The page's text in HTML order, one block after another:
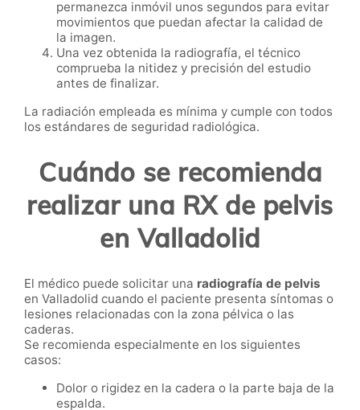
permanezca inmóvil unos segundos para evitar
movimientos que puedan afectar la calidad de
la imagen.
Una vez obtenida la radiografía, el técnico
comprueba la nitidez y precisión del estudio
antes de finalizar.
La radiación empleada es mínima y cumple con todos
los estándares de seguridad radiológica.
Cuándo se recomienda
realizar una RX de pelvis
en Valladolid
El médico puede solicitar una radiografía de pelvis
en Valladolid cuando el paciente presenta síntomas o
lesiones relacionadas con la zona pélvica o las
caderas.
Se recomienda especialmente en los siguientes
casos:
Dolor o rigidez en la cadera o la parte baja de la
espalda.